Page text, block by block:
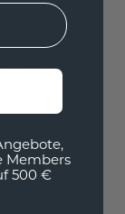
Members
500 €